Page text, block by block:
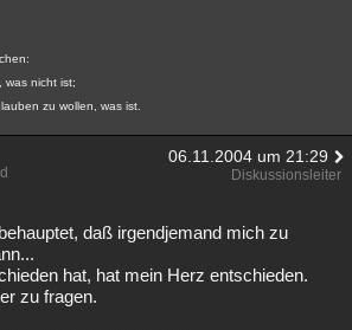
was nicht ist;
zu wollen, was ist.
06.11.2004 um 21:29
Diskussionsleiter
daß irgendjemand mich zu
hat, hat mein Herz entschieden.
zu fragen.